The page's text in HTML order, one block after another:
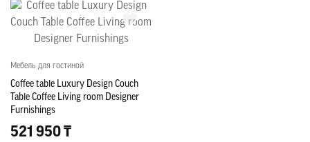
Мебель для гостиной
Coffee table Luxury Design Couch
Table Coffee Living room Designer
Furnishings
521 950 ₸